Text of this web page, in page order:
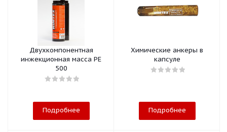
Двухкомпонентная
инжекционная масса РЕ
500
Подробнее
Химические анкеры в
капсуле
Подробнее